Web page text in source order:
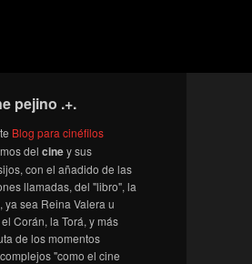
pejino .+.
Blog para cinéfilos
del ciney sus
con el añadido de las
llamadas, del "libro", la
ya sea Reina Valera u
Corán, la Torá, y más
de los momentos
"como el cine